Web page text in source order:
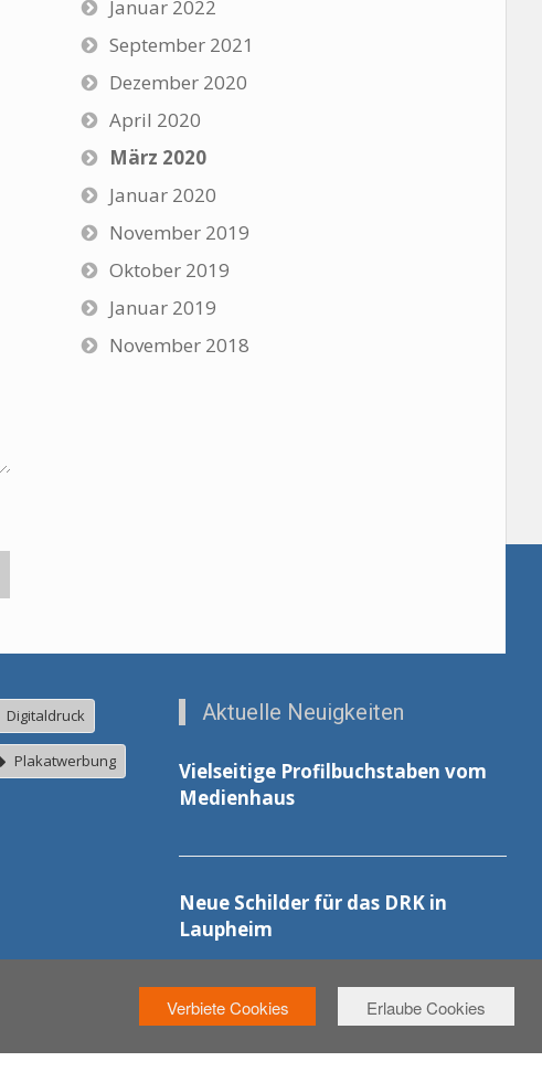
Verbiete Cookies Erlaube Cookies
Januar 2022
September 2021
Dezember 2020
April 2020
März 2020
Januar 2020
November 2019
Oktober 2019
Januar 2019
November 2018
Digitaldruck
Plakatwerbung
Aktuelle Neuigkeiten
Vielseitige Profilbuchstaben vom
Medienhaus
Neue Schilder für das DRK in
Laupheim